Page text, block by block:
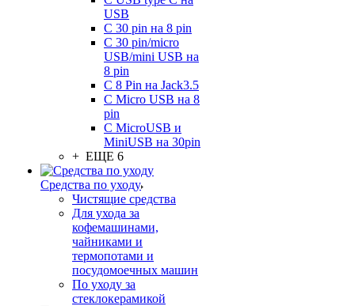
USB
С 30 pin на 8 pin
С 30 pin/micro
USB/mini USB на
8 pin
С 8 Pin на Jack3.5
С Micro USB на 8
pin
С MicroUSB и
MiniUSB на 30pin
+ ЕЩЕ 6
Средства по уходу
Чистящие средства
Для ухода за
кофемашинами,
чайниками и
термопотами и
посудомоечных машин
По уходу за
стеклокерамикой